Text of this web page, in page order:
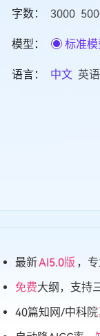
字数： 3000
模型： 标准模
语言： 中文 英语
最新AI5.0版 ，
免费大纲，支持
40篇知网/中科院